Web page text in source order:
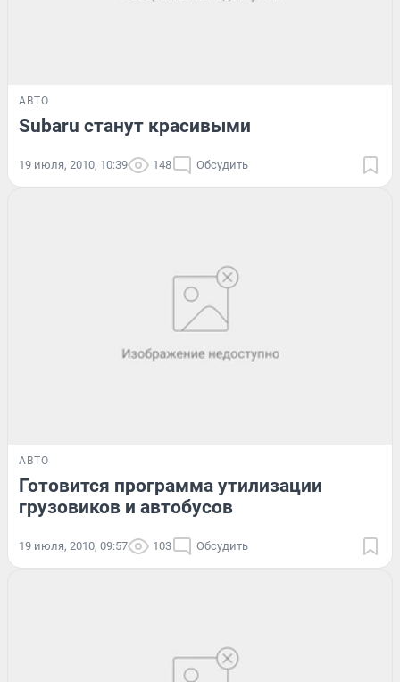
АВТО
Subaru станут красивыми
19 июля, 2010, 10:39 148 Обсудить
АВТО
Готовится программа утилизации
грузовиков и автобусов
19 июля, 2010, 09:57 103 Обсудить